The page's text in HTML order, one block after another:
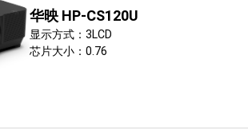
华映 HP-CS120U
显示方式：3LCD
芯片大小：0.76